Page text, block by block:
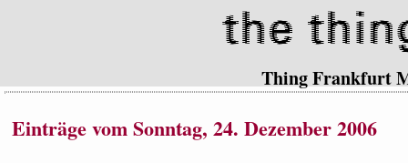
Thing Frankfurt
Einträge vom Sonntag, 24. Dezember 2006